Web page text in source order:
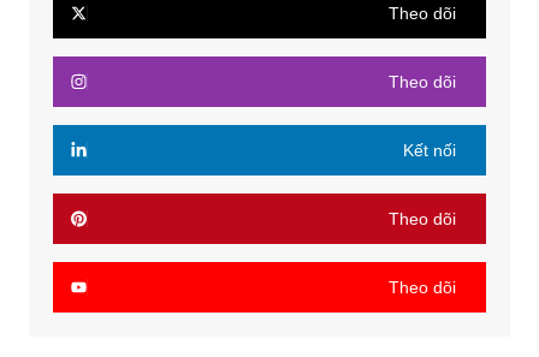
Theo dõi
Theo dõi
Kết nối
Theo dõi
Theo dõi